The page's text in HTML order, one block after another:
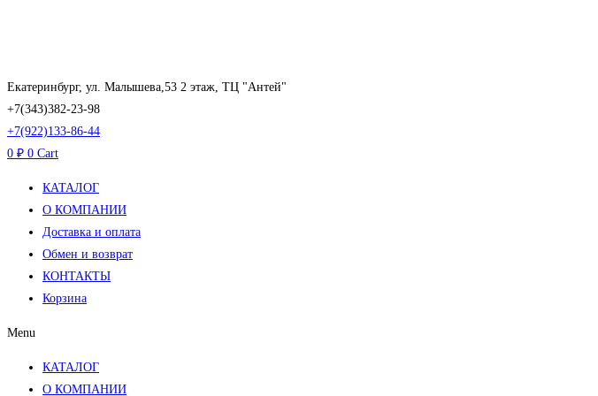
Екатеринбург, ул. Малышева,53 2 этаж, ТЦ "Антей"
+7(343)382-23-98
+7(922)133-86-44
0 ₽ 0 Cart
КАТАЛОГ
О КОМПАНИИ
Доставка и оплата
Обмен и возврат
КОНТАКТЫ
Корзина
Menu
КАТАЛОГ
О КОМПАНИИ